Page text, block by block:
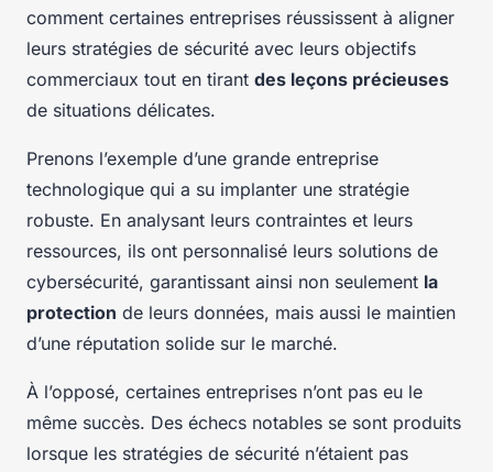
comment certaines entreprises réussissent à aligner
leurs stratégies de sécurité avec leurs objectifs
commerciaux tout en tirant des leçons précieuses
de situations délicates.
Prenons l’exemple d’une grande entreprise
technologique qui a su implanter une stratégie
robuste. En analysant leurs contraintes et leurs
ressources, ils ont personnalisé leurs solutions de
cybersécurité, garantissant ainsi non seulement la
protection de leurs données, mais aussi le maintien
d’une réputation solide sur le marché.
À l’opposé, certaines entreprises n’ont pas eu le
même succès. Des échecs notables se sont produits
lorsque les stratégies de sécurité n’étaient pas